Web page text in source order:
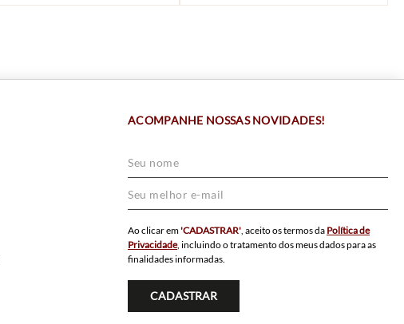
ACOMPANHE NOSSAS NOVIDADES!
Ao clicar em'CADASTRAR', aceito os termos da Política de
Privacidade, incluindo o tratamento dos meus dados para as
finalidades informadas.
CADASTRAR